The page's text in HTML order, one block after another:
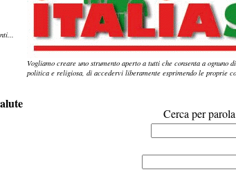
Vogliamo creare uno strumento aperto a tutti che consenta a ognuno
politica e religiosa, di accedervi liberamente esprimendo le proprie
Cerca per